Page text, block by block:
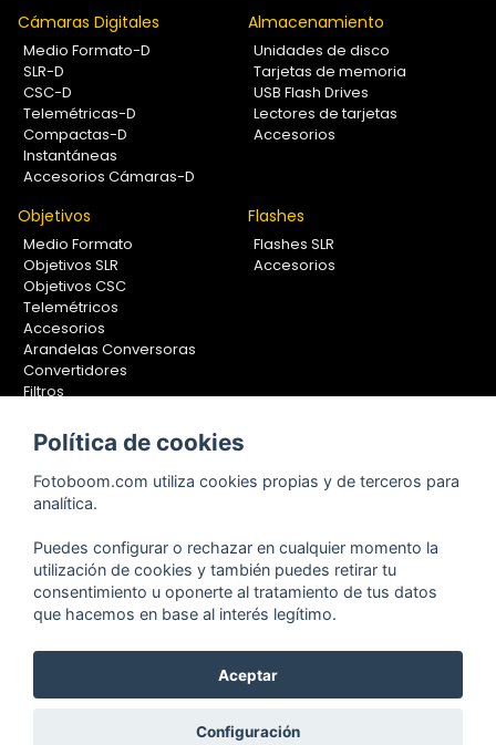
Cámaras Digitales
Medio Formato-D
SLR-D
CSC-D
Telemétricas-D
Compactas-D
Instantáneas
Accesorios Cámaras-D
Almacenamiento
Unidades de disco
Tarjetas de memoria
USB Flash Drives
Lectores de tarjetas
Accesorios
Objetivos
Medio Formato
Objetivos SLR
Objetivos CSC
Telemétricos
Accesorios
Arandelas Conversoras
Convertidores
Filtros
Calibradores
Flashes
Flashes SLR
Accesorios
Soportes Fotografía
Monopiés
Trípodes
Kit Completos
Accesorios
Copyright © 2001-2024, Fotoboom, Fotonet, S.L. CIF. B-83430587
C/ San Romualdo Nº26 - 28037 Madrid - España
304 28 94. Cualquier comentario o sugerencia nos la puedes
Política de cookies
Fotoboom.com utiliza cookies propias y de terceros para
analítica.
Puedes configurar o rechazar en cualquier momento la
utilización de cookies y también puedes retirar tu
consentimiento u oponerte al tratamiento de tus datos
que hacemos en base al interés legítimo.
Aceptar
Configuración